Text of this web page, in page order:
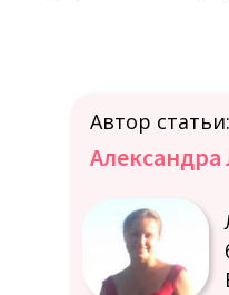
Автор статьи:
Александра